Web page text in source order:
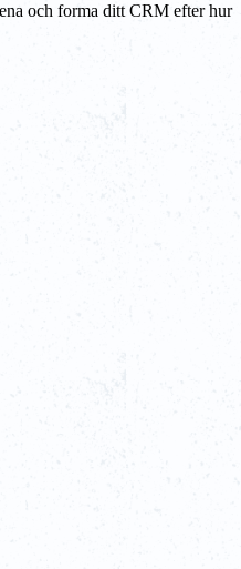
och forma ditt CRM efter hur